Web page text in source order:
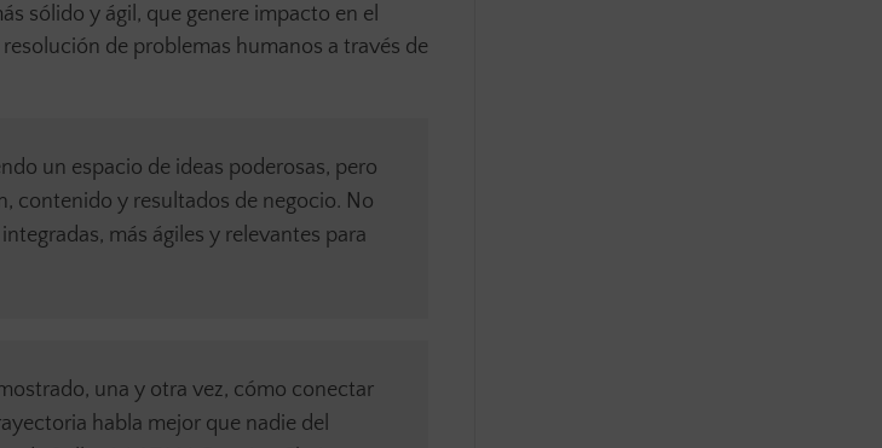
sólido y ágil, que genere impacto en el
de problemas humanos a través de
un espacio de ideas poderosas, pero
contenido y resultados de negocio. No
más ágiles y relevantes para
una y otra vez, cómo conectar
habla mejor que nadie del